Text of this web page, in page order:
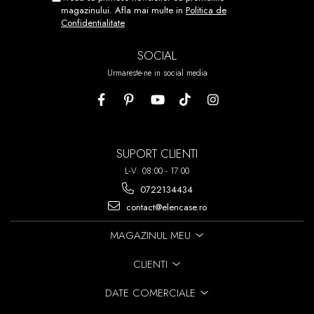
REPOZITIONATI.
ACEST PROCES POATE FI
REPETAT DE PANA LA 7 ORI!
magazinului. Afla mai multe in Politica de
Confidentialitate
SOCIAL
Urmareste-ne in social media
SUPORT CLIENTI
L-V: 08:00 - 17:00
0722134434
contact@elencase.ro
MAGAZINUL MEU
CLIENTI
DATE COMERCIALE